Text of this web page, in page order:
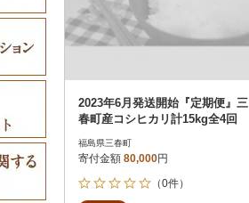
2023年6月発送開始『定期便』三
春町産コシヒカリ計15kg全4回
福島県三春町
寄付金額 80,000円
（0件）